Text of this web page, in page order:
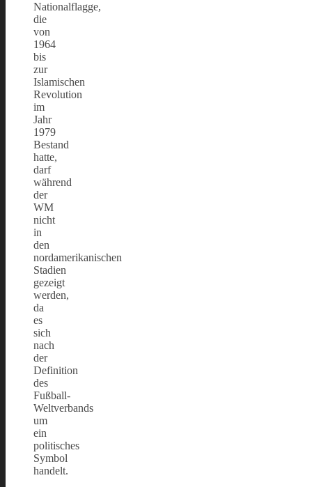
Nationalflagge,
die
von
1964
bis
zur
Islamischen
Revolution
im
Jahr
1979
Bestand
hatte,
darf
während
der
WM
nicht
in
den
nordamerikanischen
Stadien
gezeigt
werden,
da
es
sich
nach
der
Definition
des
Fußball-
Weltverbands
um
ein
politisches
Symbol
handelt.